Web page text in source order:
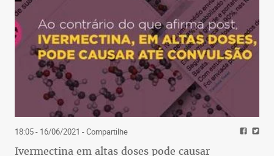
18:05 - 16/06/2021 - Compartilhe
Ivermectina em altas doses pode causar